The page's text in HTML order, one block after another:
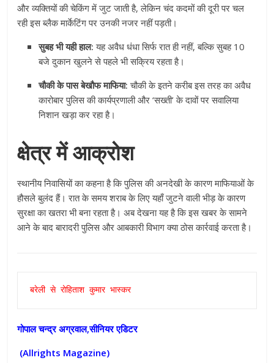
और व्यक्तियों की चेकिंग में जुट जाती है, लेकिन चंद कदमों की दूरी पर चल
रही इस ब्लैक मार्केटिंग पर उनकी नजर नहीं पड़ती।
सुबह भी यही हाल: यह अवैध धंधा सिर्फ रात ही नहीं, बल्कि सुबह 10
बजे दुकान खुलने से पहले भी सक्रिय रहता है।
चौकी के पास बेखौफ माफिया: चौकी के इतने करीब इस तरह का अवैध
कारोबार पुलिस की कार्यप्रणाली और ‘सख्ती’ के दावों पर सवालिया
निशान खड़ा कर रहा है।
क्षेत्र में आक्रोश
स्थानीय निवासियों का कहना है कि पुलिस की अनदेखी के कारण माफियाओं के
हौसले बुलंद हैं। रात के समय शराब के लिए यहाँ जुटने वाली भीड़ के कारण
सुरक्षा का खतरा भी बना रहता है। अब देखना यह है कि इस खबर के सामने
आने के बाद बारादरी पुलिस और आबकारी विभाग क्या ठोस कार्रवाई करता है।
बरेली से रोहिताश कुमार भास्कर
गोपाल चन्द्र अग्रवाल,सीनियर एडिटर
(Allrights Magazine)